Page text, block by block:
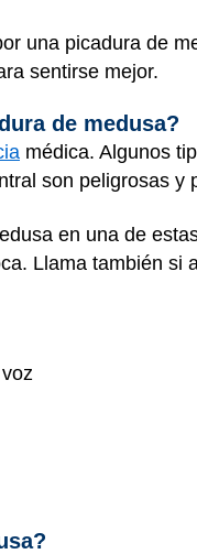
una picadura de
sentirse mejor.
de medusa?
médica. Algunos
son peligrosas
en una de
Llama también si